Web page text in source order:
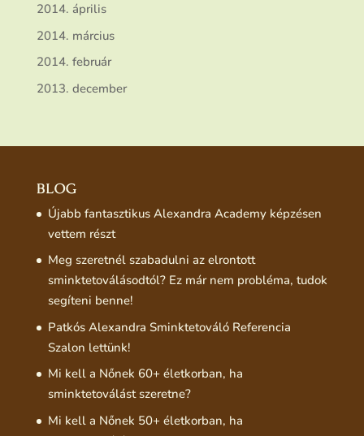
2014. április
2014. március
2014. február
2013. december
BLOG
Újabb fantasztikus Alexandra Academy képzésen
vettem részt
Meg szeretnél szabadulni az elrontott
sminktetoválásodtól? Ez már nem probléma, tudok
segíteni benne!
Patkós Alexandra Sminktetováló Referencia
Szalon lettünk!
Mi kell a Nőnek 60+ életkorban, ha
sminktetoválást szeretne?
Mi kell a Nőnek 50+ életkorban, ha